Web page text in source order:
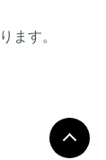
す。